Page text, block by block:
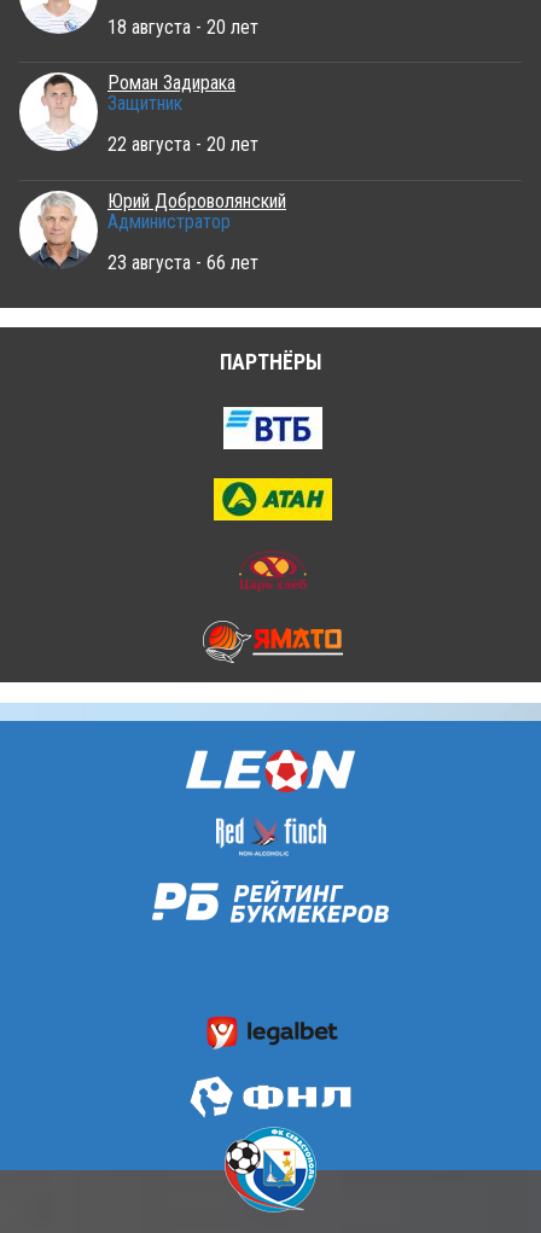
18 августа - 20 лет
Роман Задирака
Защитник
22 августа - 20 лет
Юрий Доброволянский
Администратор
23 августа - 66 лет
ПАРТНЁРЫ